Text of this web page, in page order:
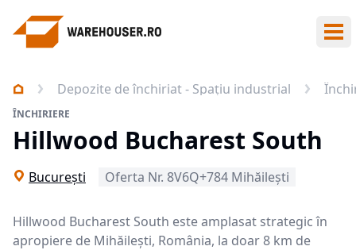
Depozite de închiriat - Spațiu industrial
ÎNCHIRIERE
Hillwood Bucharest South
Bucureşti Oferta Nr. 8V6Q+784 Mihăilești
Hillwood Bucharest South este amplasat strategic în
apropiere de Mihăilești, România, la doar 8 km de